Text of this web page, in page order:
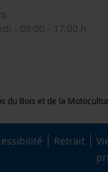
:
: 09:00 - 17:00 h
du Bois et de la
Retrait